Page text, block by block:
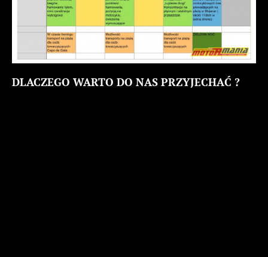
DLACZEGO WARTO DO NAS PRZYJECHAĆ ?